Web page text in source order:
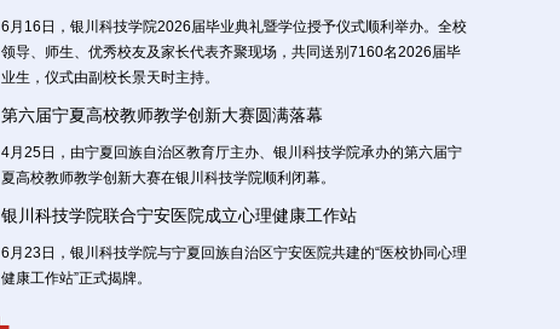
6月16日，银川科技学院2026届毕业典礼暨学位授予仪式顺利举办。全校
领导、师生、优秀校友及家长代表齐聚现场，共同送别7160名2026届毕
业生，仪式由副校长景天时主持。
第六届宁夏高校教师教学创新大赛圆满落幕
4月25日，由宁夏回族自治区教育厅主办、银川科技学院承办的第六届宁
夏高校教师教学创新大赛在银川科技学院顺利闭幕。
银川科技学院联合宁安医院成立心理健康工作站
6月23日，银川科技学院与宁夏回族自治区宁安医院共建的“医校协同心理
健康工作站”正式揭牌。